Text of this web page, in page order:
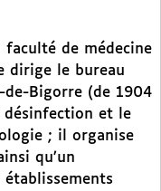
faculté de médecine
dirige le bureau
de-Bigorre (de 1904
désinfection et le
; il organise
qu’un
établissements